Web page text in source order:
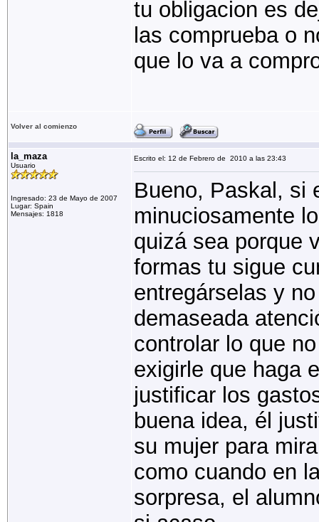
tu obligacion es
las comprueba o
que lo va a
Volver al comienzo
la_maza
Usuario
Ingresado: 23 de Mayo de 2007
Lugar: Spain
Mensajes: 1818
Escrito el: 12 de Febrero de 2010 a las 23:43
Bueno, Paskal, si
minuciosamente
quizá sea porque
formas tu sigue
entregárselas y
demaseada
controlar lo que
exigirle que haga
justificar los
buena idea, él
su mujer para
como cuando en
sorpresa, el